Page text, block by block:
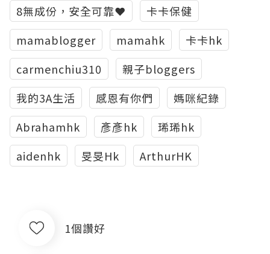
8無成份，安全可靠❤️
卡卡保健
mamablogger
mamahk
卡卡hk
carmenchiu310
親子bloggers
我的3A生活
感恩有你們
媽咪紀錄
Abrahamhk
彥彥hk
琋琋hk
aidenhk
旻旻Hk ArthurHK
1個讚好